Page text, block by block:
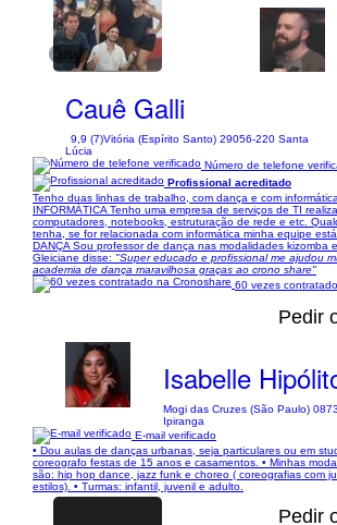
1/11
Cauê Galli
9,9 (7)Vitória (Espírito Santo) 29056-220 Santa
Lúcia
Número de telefone
Profissional acreditado
Tenho duas linhas de trabalho, com dança e com
INFORMÁTICA Tenho uma empresa de serviços de TI
computadores, notebooks, estruturação de rede e etc.
tenha, se for relacionada com informática minha equipe
DANÇA Sou professor de dança nas modalidades kizomba
Gleiciane disse: "Super educado e profissional me ajudou
academia de dança maravilhosa graças ao crono share"
60 vezes
Pedir
Isabelle
Mogi das Cruzes (São Paulo)
Ipiranga
E-mail verificado
• Dou aulas de danças urbanas, seja particulares ou em
coreografo festas de 15 anos e casamentos. • Minhas
são: hip hop dance, jazz funk e choreo ( coreografias com
estilos). • Turmas: infantil, juvenil e adulto.
Pedir